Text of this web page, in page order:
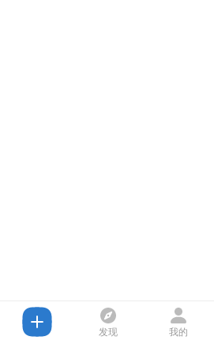
发现 我的